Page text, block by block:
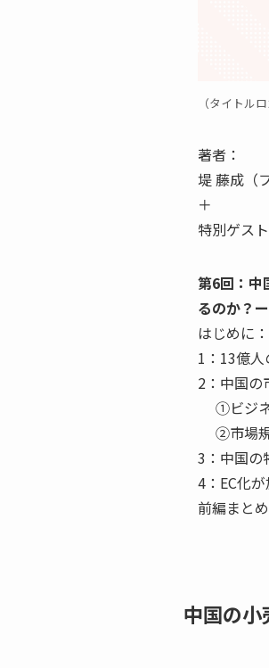
（タイトル
著者：
堤 藤成（
＋
特別ゲス
第6回：中
るのか？ー
はじめに
1：13億
2：中国の
①ビジネ
②市場規
3：中国の
4：EC化
前編まと
中国の